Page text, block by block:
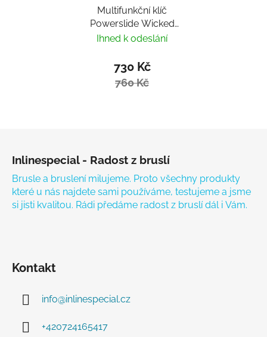
Multifunkční klíč
Powerslide Wicked
Hardcore Tool
Ihned k odeslání
730 Kč
760 Kč
Inlinespecial - Radost z bruslí
Brusle a bruslení milujeme. Proto všechny produkty
které u nás najdete sami používáme, testujeme a jsme
si jisti kvalitou. Rádi předáme radost z bruslí dál i Vám.
Kontakt
info@inlinespecial.cz
+420724165417